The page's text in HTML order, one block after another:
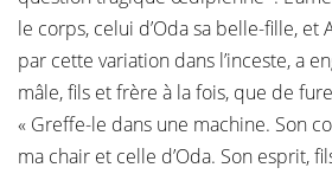
le corps, celui d’Oda sa belle-fille, et
par cette variation dans l’inceste, a
mâle, fils et frère à la fois, que de
« Greffe-le dans une machine. Son
ma chair et celle d’Oda. Son esprit,